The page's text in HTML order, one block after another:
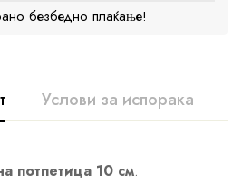
безбедно плаќање!
Услови за испорака
потпетица 10 см.